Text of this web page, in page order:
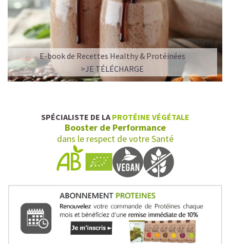
E-book de Recettes Healthy & Protéinées
>JE TÉLÉCHARGE
SPÉCIALISTE DE LA PROTÉINE VÉGÉTALE
Booster de Performance
dans le respect de votre Santé